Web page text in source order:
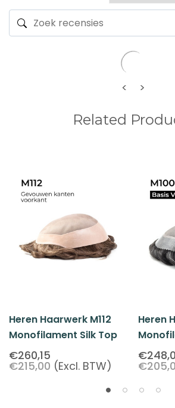
< >
Related
Heren Haarwerk M112
Monofilament Silk Top
€260,15
€215,00 (Excl. BTW)
Heren